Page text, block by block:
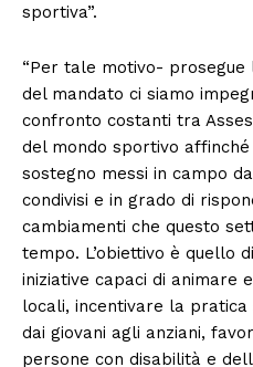
sportiva”.
“Per tale motivo- prosegue
del mandato ci siamo
confronto costanti tra
del mondo sportivo
sostegno messi in campo
condivisi e in grado di
cambiamenti che questo
tempo. L’obiettivo è quello
iniziative capaci di animare
locali, incentivare la
dai giovani agli anziani,
persone con disabilità e